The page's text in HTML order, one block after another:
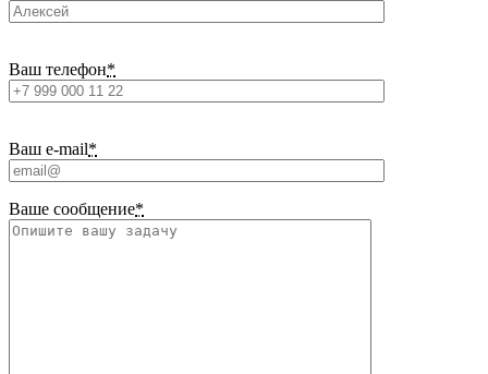
Ваш телефон*
Ваш e-mail*
Ваше сообщение*